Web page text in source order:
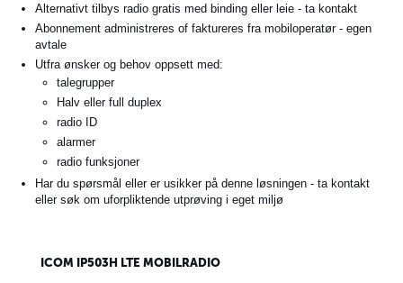
Alternativt tilbys radio gratis med binding eller leie - ta kontakt
Abonnement administreres of faktureres fra mobiloperatør - egen
avtale
Utfra ønsker og behov oppsett med:
talegrupper
Halv eller full duplex
radio ID
alarmer
radio funksjoner
Har du spørsmål eller er usikker på denne løsningen - ta kontakt
eller søk om uforpliktende utprøving i eget miljø
ICOM IP503H LTE MOBILRADIO